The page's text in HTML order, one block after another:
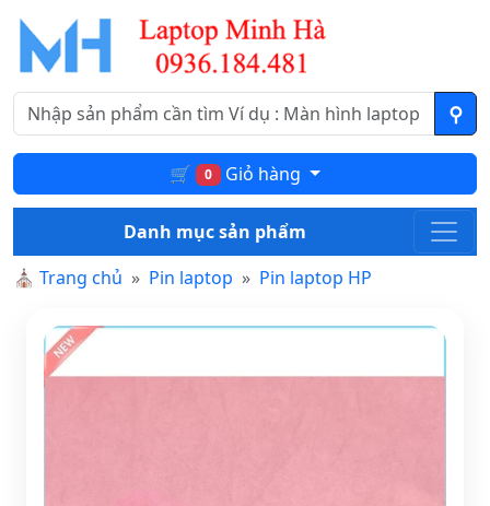
🛒 0 Giỏ hàng
Danh mục sản phẩm
⛪ Trang chủ Pin laptop Pin laptop HP